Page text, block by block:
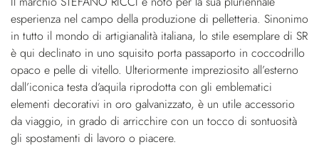
esperienza nel campo della produzione di pelletteria. Sinonimo
in tutto il mondo di artigianalità italiana, lo stile esemplare di SR
è qui declinato in uno squisito porta passaporto in coccodrillo
opaco e pelle di vitello. Ulteriormente impreziosito all’esterno
dall’iconica testa d’aquila riprodotta con gli emblematici
elementi decorativi in oro galvanizzato, è un utile accessorio
da viaggio, in grado di arricchire con un tocco di sontuosità
gli spostamenti di lavoro o piacere.